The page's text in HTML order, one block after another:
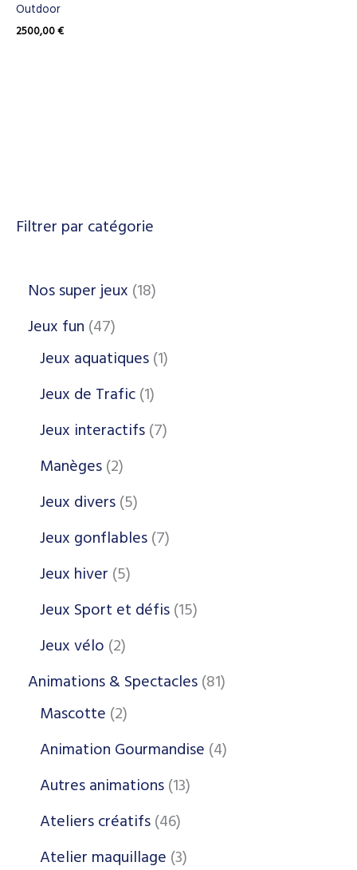
Filtrer par catégorie
Nos super jeux 18
Jeux fun 47
Jeux aquatiques 1
Jeux de Trafic 1
Jeux interactifs 7
Manèges 2
Jeux divers 5
Jeux gonflables 7
Jeux hiver 5
Jeux Sport et défis 15
Jeux vélo 2
Animations & Spectacles 81
Mascotte 2
Animation Gourmandise 4
Autres animations 13
Ateliers créatifs 46
Atelier maquillage 3
Outdoor
2500,00€